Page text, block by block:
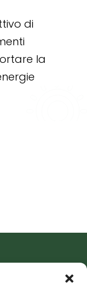
di
la